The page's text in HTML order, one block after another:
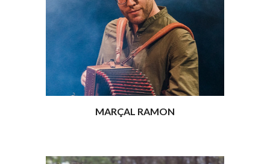
MARÇAL RAMON